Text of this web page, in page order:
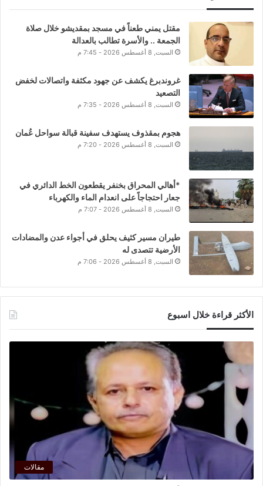
مقتل يمني طعناً في مسجد بمقديشو خلال صلاة
الجمعة .. والأسرة تطالب بالعدالة
السبت, 8 أغسطس 2026 - 7:45 م
غروندبرغ يكشف عن جهود مكثفة واتصالات لخفض
التصعيد
السبت, 8 أغسطس 2026 - 7:35 م
هجوم بمقذوف يستهدف سفينة قبالة سواحل عُمان
السبت, 8 أغسطس 2026 - 7:20 م
*أهالي المحراق بخنفر يقطعون الخط الدائري في
جعار احتجاجاً على انعدام الماء والكهرباء
السبت, 8 أغسطس 2026 - 7:07 م
طيران مسير كثيف يحلق في أجواء عدن والمضادات
الأرضية تتصدى له
السبت, 8 أغسطس 2026 - 7:06 م
الأكثر قراءة خلال اسبوع
مقالات